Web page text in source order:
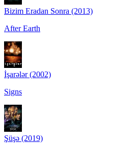
Bizim Eradan Sonra (2013)
After Earth
İşarələr (2002)
Signs
Şüşə (2019)